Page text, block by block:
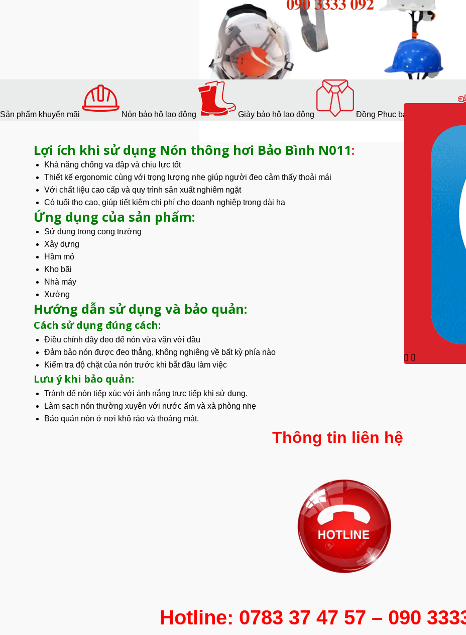
Lợi ích khi sử dụng Nón thông hơi Bảo Bình N011:
Khả năng chống va đập và chịu lực tốt
Thiết kế ergonomic cùng với trọng lượng nhẹ giúp người đeo cảm thấy thoải mái
Với chất liệu cao cấp và quy trình sản xuất nghiêm ngặt
Có tuổi thọ cao, giúp tiết kiệm chi phí cho doanh nghiệptrong dài hạ
Ứng dụng của sản phẩm:
Sử dụng trong cong trường
Xây dựng
Hầm mỏ
Kho bãi
Nhà máy
Xưởng
Hướng dẫn sử dụng và bảo quản:
Cách sử dụng đúng cách:
Điều chỉnh dây đeo để nón vừa vặn với đầu
Đảm bảo nón được đeo thẳng, không nghiêng về bất kỳ phía nào
Kiểm tra độ chặt của nón trước khi bắt đầu làm việc
Lưu ý khi bảo quản:
Tránh để nón tiếp xúc với ánh nắng trực tiếp khi sử dụng.
Làm sạch nón thường xuyên với nước ấm và xà phòng nhẹ
Bảo quản nón ở nơi khô ráo và thoáng mát.
Thông tin liên hệ
Hotline: 0783 37 47 57 – 090
Sản phẩm khuyến mãi Nón bảo hộ lao động Giày bảo hộ lao động Đồng Phục bảo hộ lao động